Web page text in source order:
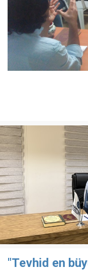
"Tevhid en